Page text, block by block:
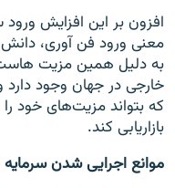
افزون بر این افزایش
معنی ورود فن آوری،
به دلیل همین مزیت
خارجی در جهان وجود
که بتواند مزیت‌های خود
بازاریابی کند.
موانع اجرایی شدن سرمایه